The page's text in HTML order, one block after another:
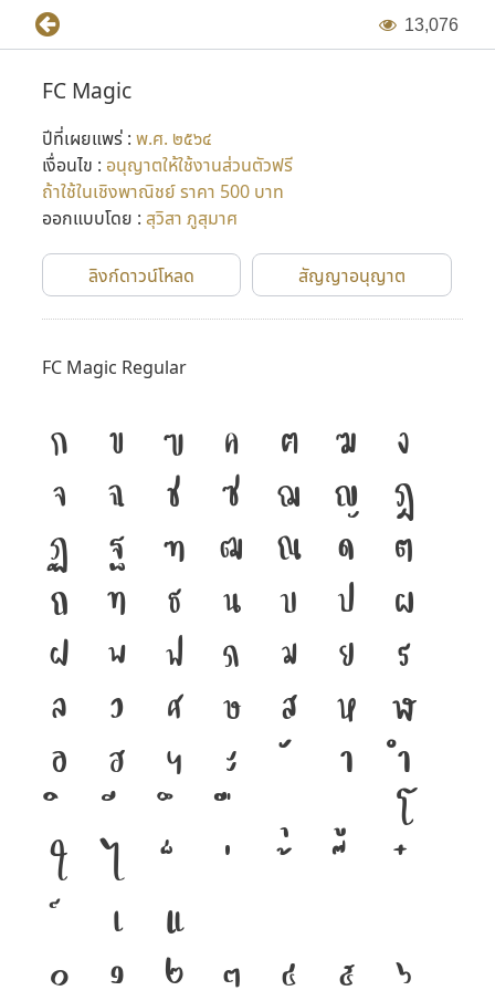
13,076
FC Magic
ปีที่เผยแพร่ : พ.ศ. ๒๕๖๔
เงื่อนไข : อนุญาตให้ใช้งานส่วนตัวฟรี
ถ้าใช้ในเชิงพาณิชย์ ราคา 500 บาท
ออกแบบโดย : สุวิสา ภูสุมาศ
ลิงก์ดาวน์โหลด สัญญาอนุญาต
FC Magic Regular
ก ข ฃ ค ฅ ฆ
ง
จ
ฉ ช ซ ฌ ญ
ฎ
ฏ
ฐ ฑ ฒ ณ ด
ต
ถ
ท ธ น บ ป
ผ
ฝ
พ ฟ ภ ม ย
ร
ล
ว ศ ษ ส ห
ฬ
อ
ฮ ฯ ะ า
ำ
โ
ใ
ไ
เ
แ
๐
๑ ๒ ๓ ๔ ๕
๖